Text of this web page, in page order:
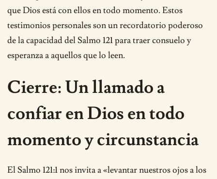
que Dios está con ellos en todo momento. Estos
testimonios personales son un recordatorio poderoso
de la capacidad del Salmo 121 para traer consuelo y
esperanza a aquellos que lo leen.
Cierre: Un llamado a
confiar en Dios en todo
momento y circunstancia
El Salmo 121:1 nos invita a «levantar nuestros ojos a los